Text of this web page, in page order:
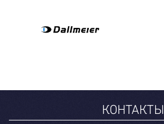
КОНТАКТЫ